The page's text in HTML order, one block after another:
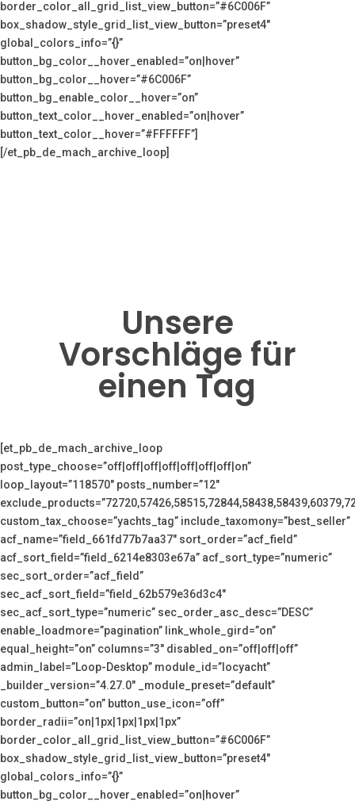
border_color_all_grid_list_view_button=”#6C006F”
box_shadow_style_grid_list_view_button=”preset4″
global_colors_info=”{}”
button_bg_color__hover_enabled=”on|hover”
button_bg_color__hover=”#6C006F”
button_bg_enable_color__hover=”on”
button_text_color__hover_enabled=”on|hover”
button_text_color__hover=”#FFFFFF”]
[/et_pb_de_mach_archive_loop]
Unsere
Vorschläge für
einen Tag
[et_pb_de_mach_archive_loop
post_type_choose=”off|off|off|off|off|off|off|on”
loop_layout=”118570″ posts_number=”12″
custom_tax_choose=”yachts_tag” include_taxomony=”best_seller”
acf_name=”field_661fd77b7aa37″ sort_order=”acf_field”
acf_sort_field=”field_6214e8303e67a” acf_sort_type=”numeric”
sec_sort_order=”acf_field”
sec_acf_sort_field=”field_62b579e36d3c4″
sec_acf_sort_type=”numeric” sec_order_asc_desc=”DESC”
enable_loadmore=”pagination” link_whole_gird=”on”
equal_height=”on” columns=”3″ disabled_on=”off|off|off”
admin_label=”Loop-Desktop” module_id=”locyacht”
_builder_version=”4.27.0″ _module_preset=”default”
custom_button=”on” button_use_icon=”off”
border_radii=”on|1px|1px|1px|1px”
border_color_all_grid_list_view_button=”#6C006F”
box_shadow_style_grid_list_view_button=”preset4″
global_colors_info=”{}”
button_bg_color__hover_enabled=”on|hover”